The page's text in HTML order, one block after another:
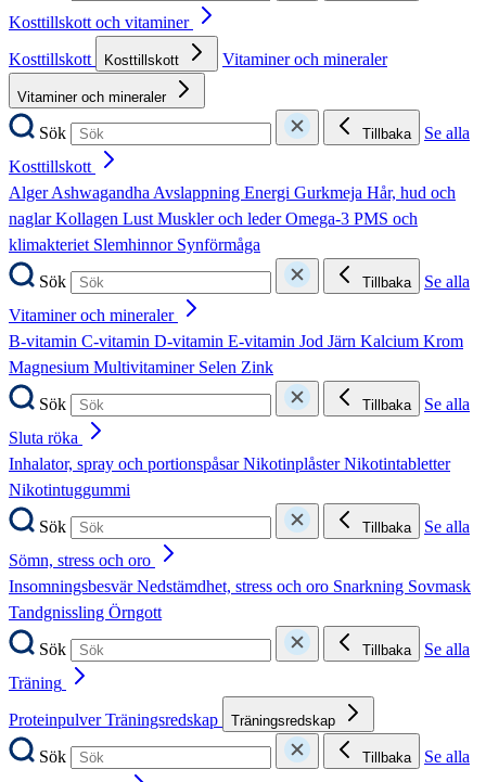
Kosttillskott och vitaminer
Kosttillskott
Kosttillskott Vitaminer och mineraler
Vitaminer och mineraler
Sök Tillbaka
Se alla
Kosttillskott
AlgerAshwagandhaAvslappning Energi Gurkmeja Hår, hud och
naglarKollagen LustMuskler och lederOmega-3 PMS och
klimakteriet Slemhinnor Synförmåga
Sök
Tillbaka
Se alla
Vitaminer och mineraler
B-vitamin C-vitamin D-vitamin E-vitamin Jod Järn Kalcium Krom
Magnesium Multivitaminer Selen Zink
Sök
Tillbaka
Se alla
Sluta röka
Inhalator, spray och portionspåsarNikotinplåsterNikotintabletter
Nikotintuggummi
Sök
Tillbaka
Se alla
Sömn, stress och oro
InsomningsbesvärNedstämdhet, stress och oro Snarkning Sovmask
Tandgnissling Örngott
Sök
Tillbaka
Se alla
Träning
ProteinpulverTräningsredskap Träningsredskap
Sök Tillbaka
Se alla